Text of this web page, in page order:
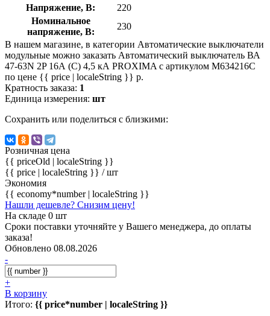
Напряжение, В:
220
Номинальное
напряжение, В:
230
В нашем магазине, в категории Автоматические выключатели
модульные можно заказать Автоматический выключатель ВА
47-63N 2P 16А (C) 4,5 кА PROXIMA с артикулом M634216C
по цене {{ price | localeString }} р.
Кратность заказа: 1
Единица измерения: шт
Сохранить или поделиться с близкими:
Розничная цена
{{ priceOld | localeString }}
{{ price | localeString }} / шт
Экономия
{{ economy*number | localeString }}
Нашли дешевле? Снизим цену!
На складе 0 шт
Сроки поставки уточняйте у Вашего менеджера, до оплаты
заказа!
Обновлено 08.08.2026
-
+
В корзину
Итого: {{ price*number | localeString }}